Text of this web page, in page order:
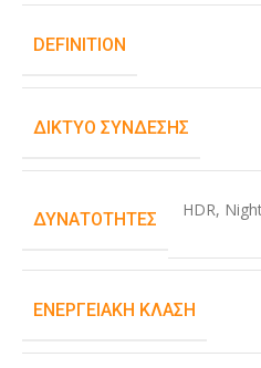
DEFINITION
ΔΊΚΤΥΟ ΣΎΝΔΕΣΗΣ
ΔΥΝΑΤΌΤΗΤΕΣ HDR,
ΕΝΕΡΓΕΙΑΚΉ ΚΛΆΣΗ